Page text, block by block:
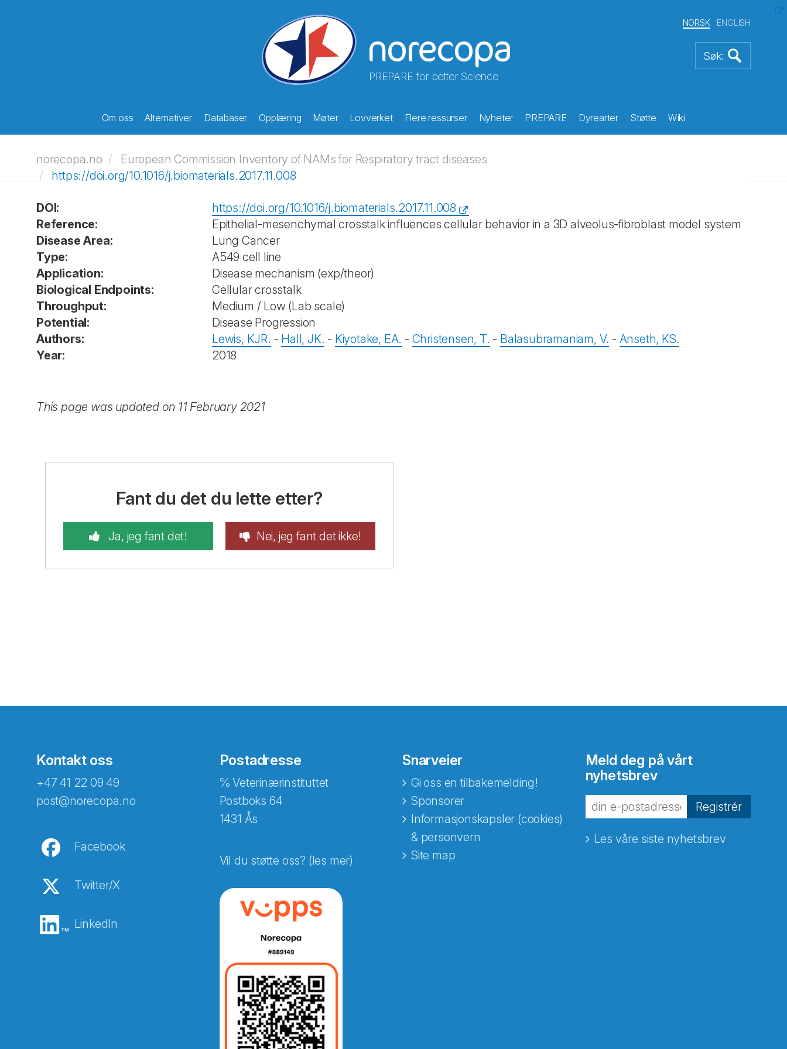
PREPARE for better Science
NORSK ENGLISH
Om oss Alternativer Databaser Opplæring Møter Lovverket Flere ressurser Nyheter PREPARE Dyrearter Støtte Wiki
norecopa.no
European Commission Inventory of NAMs for Respiratory tract diseases
https://doi.org/10.1016/j.biomaterials.2017.11.008
DOI:
https://doi.org/10.1016/j.biomaterials.2017.11.008
Reference:
Epithelial-mesenchymal crosstalk influences cellular behavior in a 3D alveolus-fibroblast model system
Disease Area:
Lung Cancer
Type:
A549 cell line
Application:
Disease mechanism (exp/theor)
Biological Endpoints:
Cellular crosstalk
Throughput:
Medium / Low (Lab scale)
Potential:
Disease Progression
Authors:
Lewis, KJR. - Hall, JK. - Kiyotake, EA. - Christensen, T. - Balasubramaniam, V. - Anseth, KS.
Year:
2018
This page was updated on 11 February 2021
Fant du det du lette etter?
Ja, jeg fant det! Nei, jeg fant det ikke!
Kontakt oss
+47 41 22 09 49
post@norecopa.no
Facebook
Twitter/X
LinkedIn
Postadresse
℅ Veterinærinstituttet
Postboks 64
1431 Ås
Vil du støtte oss? (les mer)
Snarveier
Gi oss en tilbakemelding!
Sponsorer
Informasjonskapsler (cookies)
& personvern
Site map
Meld deg på vårt
nyhetsbrev
Registrér
Les våre siste nyhetsbrev
Abonnér på nyhetsbrevene fra Norecopa